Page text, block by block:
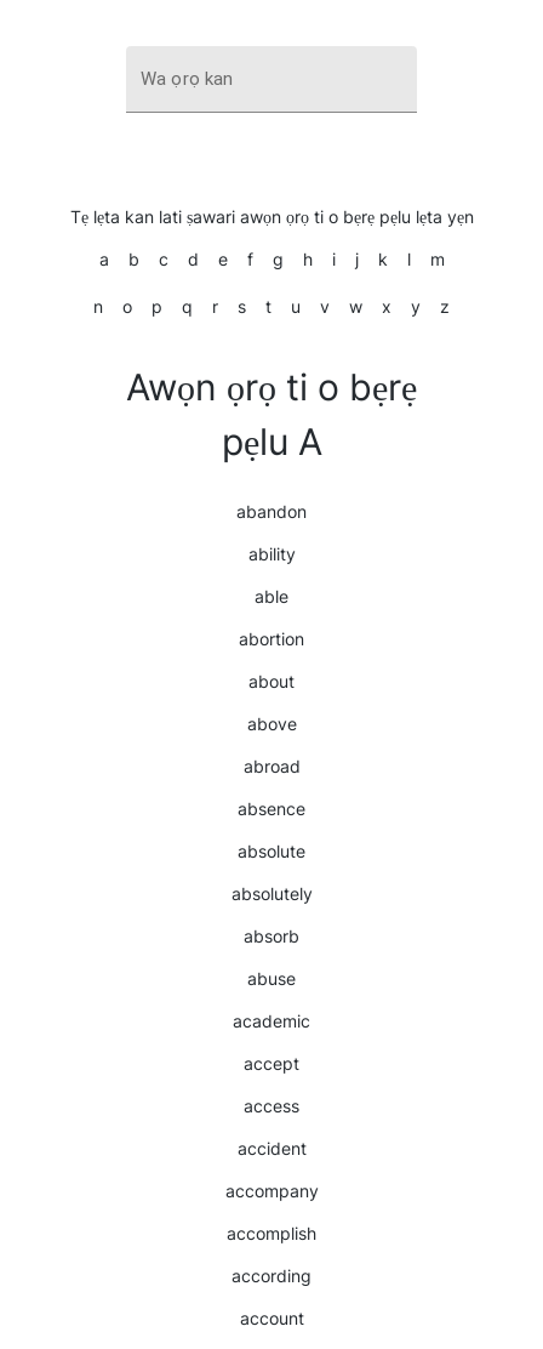
Wa ọrọ kan
Tẹ lẹta kan lati ṣawari awọn ọrọ ti o bẹrẹ pẹlu lẹta yẹn
a b c d e f g h i j k l m
n o p q r s t u v w x y z
Awọn ọrọ ti o bẹrẹ
pẹlu A
abandon
ability
able
abortion
about
above
abroad
absence
absolute
absolutely
absorb
abuse
academic
accept
access
accident
accompany
accomplish
according
account